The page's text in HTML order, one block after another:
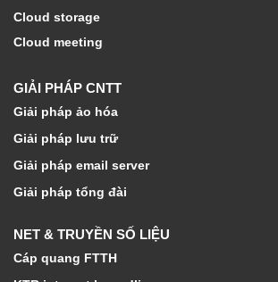
Cloud storage
Cloud meeting
GIẢI PHÁP CNTT
Giải pháp ảo hóa
Giải pháp lưu trữ
Giải pháp email server
Giải pháp tổng đài
NET & TRUYỀN SỐ LIỆU
Cáp quang FTTH